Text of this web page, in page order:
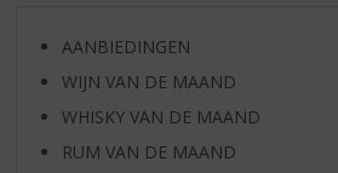
AANBIEDINGEN
WIJN VAN DE MAAND
WHISKY VAN DE MAAND
RUM VAN DE MAAND